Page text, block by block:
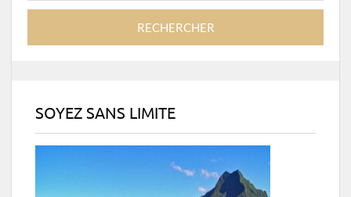
SOYEZ SANS LIMITE